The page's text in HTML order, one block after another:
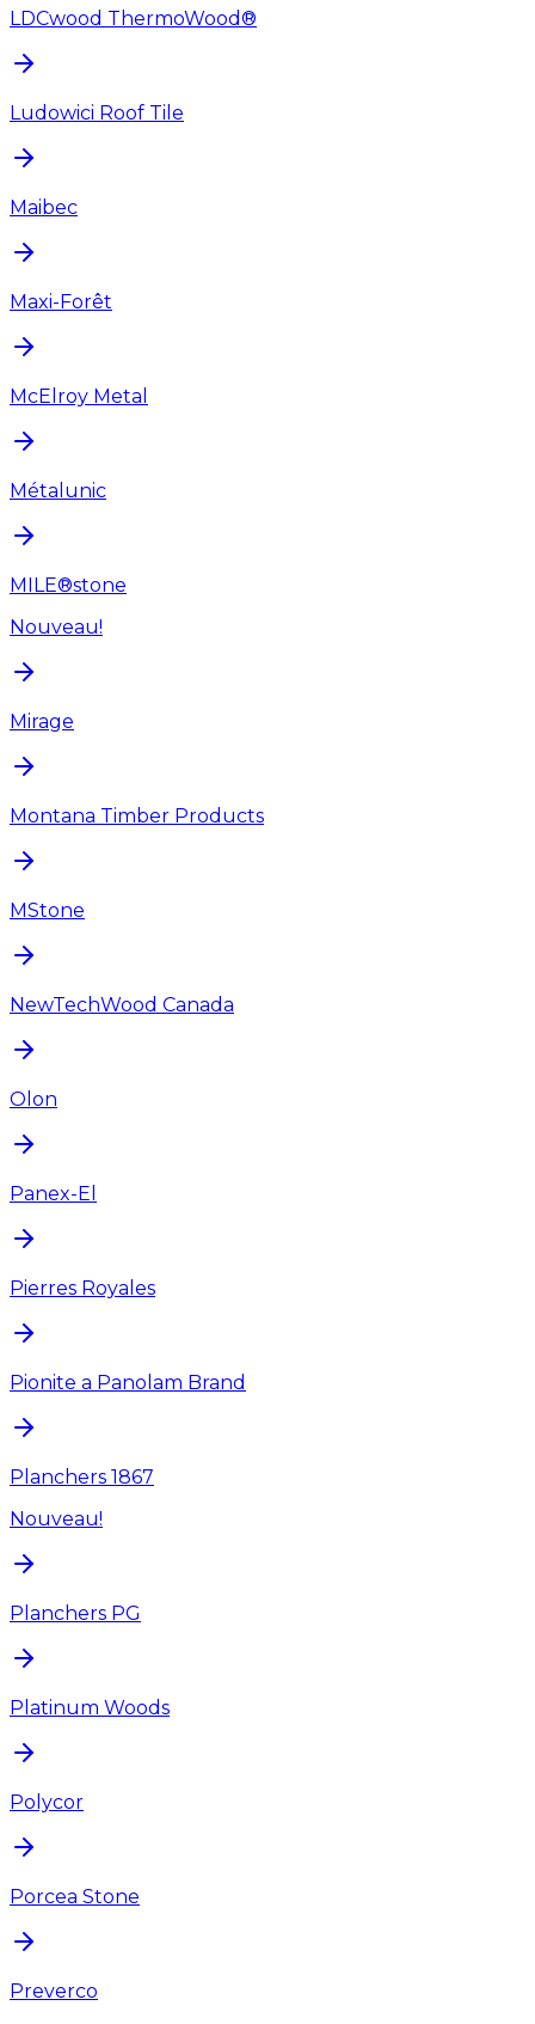
LDCwood ThermoWood®
Ludowici Roof Tile
Maibec
Maxi-Forêt
McElroy Metal
Métalunic
MILE®stone
Nouveau!
Mirage
Montana Timber Products
MStone
NewTechWood Canada
Olon
Panex-El
Pierres Royales
Pionite a Panolam Brand
Planchers 1867
Nouveau!
Planchers PG
Platinum Woods
Polycor
Porcea Stone
Preverco